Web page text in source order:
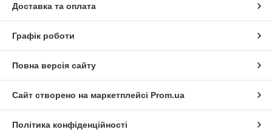
Доставка та оплата
Графік роботи
Повна версія сайту
Сайт створено на маркетплейсі Prom.ua
Політика конфіденційності